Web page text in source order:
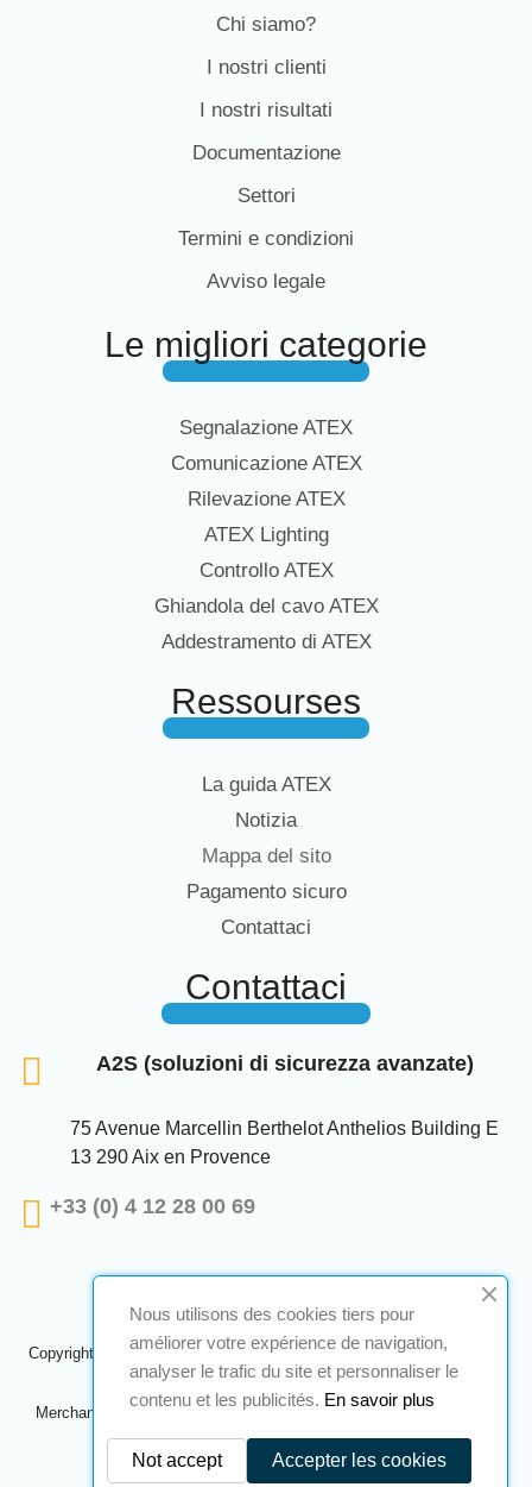
Chi siamo?
I nostri clienti
I nostri risultati
Documentazione
Settori
Termini e condizioni
Avviso legale
Le migliori categorie
Segnalazione ATEX
Comunicazione ATEX
Rilevazione ATEX
ATEX Lighting
Controllo ATEX
Ghiandola del cavo ATEX
Addestramento di ATEX
Ressourses
La guida ATEX
Notizia
Mappa del sito
Pagamento sicuro
Contattaci
Contattaci
A2S (soluzioni di sicurezza avanzate)
75 Avenue Marcellin Berthelot Anthelios Building E
13 290 Aix en Provence
+33 (0) 4 12 28 00 69
Copyright © 2024 A2S ATEX. Tutti i diritti riservati. Una realizzazione
Navilog
Merchant approvato dall'ovvia opinione della società, Clicca qui per
controllare.
Nous utilisons des cookies tiers pour
améliorer votre expérience de navigation,
analyser le trafic du site et personnaliser le
contenu et les publicités. En savoir plus
Accepter les cookies
Not accept